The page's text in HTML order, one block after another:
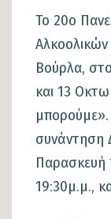
Το 20ο
Βούρλα, στο
και 13
μπορούμε».
συνάντηση
Παρασκευή
19:30μ.μ.,